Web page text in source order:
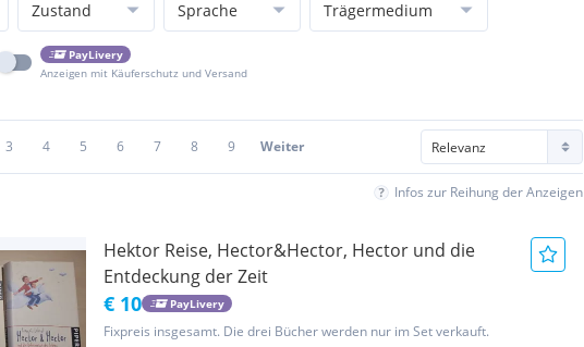
Zustand Sprache Trägermedium
PayLivery
Anzeigen mit Käuferschutz und Versand
3 4 5 6 7 8 9 Weiter
Infos zur Reihung der Anzeigen
Hektor Reise, Hector&Hector, Hector und die
Entdeckung der Zeit
€ 10 PayLivery
Fixpreis insgesamt. Die drei Bücher werden nur im Set verkauft.